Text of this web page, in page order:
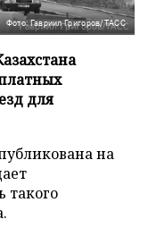
Фото: Гавриил Григоров/ТАСС
для
на
такого